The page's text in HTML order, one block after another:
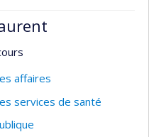
services infirmiers
humaines
affaires
services de santé